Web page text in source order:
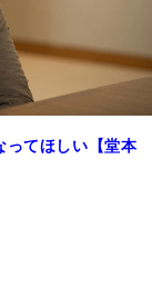
ってほしい【堂本